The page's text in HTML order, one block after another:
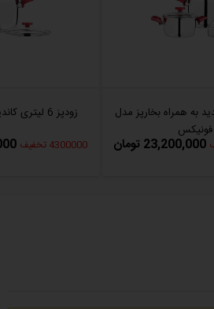
به همراه بخارپز مدل
فونیکس
23,200,000 تومان
زودپز 6 لیتری کاندید مدل فونیکس
4300000 تخفیف